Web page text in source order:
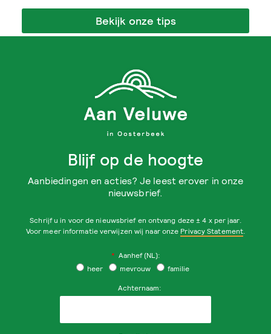
Bekijk onze tips
Blijf op de hoogte
Aanbiedingen en acties? Je leest erover in onze
nieuwsbrief.
Schrijf u in voor de nieuwsbrief en ontvang deze ± 4 x per jaar.
Voor meer informatie verwijzen wij naar onze Privacy Statement
* Aanhef (NL):
heer
mevrouw familie
Achternaam: